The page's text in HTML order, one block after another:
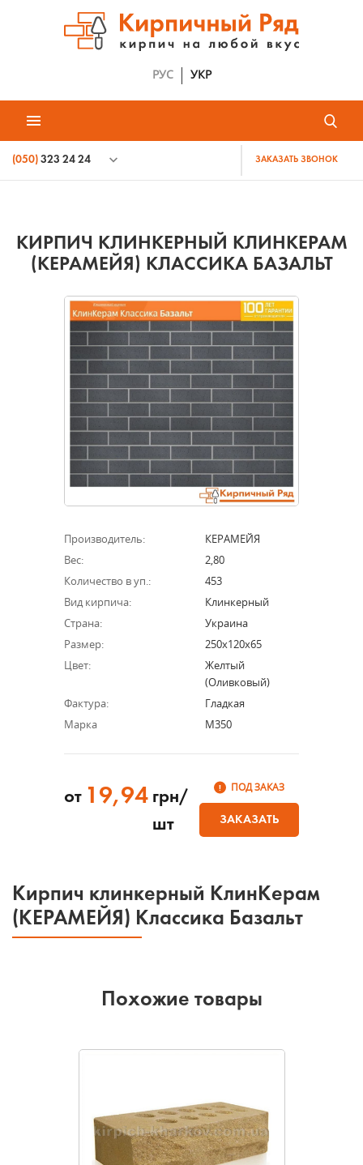
РУС УКР
(050) 323 24 24 ЗАКАЗАТЬ ЗВОНОК
КИРПИЧ КЛИНКЕРНЫЙ КЛИНКЕРАМ
(КЕРАМЕЙЯ) КЛАССИКА БАЗАЛЬТ
Производитель:
КЕРАМЕЙЯ
Вес:
2,80
Количество в уп.:
453
Вид кирпича:
Клинкерный
Страна:
Украина
Размер:
250х120х65
Цвет:
Желтый
(оливковый)
Фактура:
Гладкая
Марка
М350
от 19,94 грн/
шт
ПОД ЗАКАЗ
ЗАКАЗАТЬ
Кирпич клинкерный КлинКерам
(КЕРАМЕЙЯ) Классика Базальт
Похожие товары